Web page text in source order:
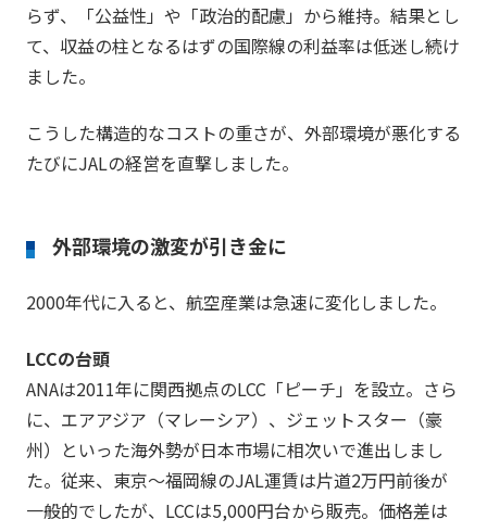
らず、「公益性」や「政治的配慮」から維持。結果とし
て、収益の柱となるはずの国際線の利益率は低迷し続け
ました。
こうした構造的なコストの重さが、外部環境が悪化する
たびにJALの経営を直撃しました。
外部環境の激変が引き金に
2000年代に入ると、航空産業は急速に変化しました。
LCCの台頭
ANAは2011年に関西拠点のLCC「ピーチ」を設立。さら
に、エアアジア（マレーシア）、ジェットスター（豪
州）といった海外勢が日本市場に相次いで進出しまし
た。従来、東京〜福岡線のJAL運賃は片道2万円前後が
一般的でしたが、LCCは5,000円台から販売。価格差は